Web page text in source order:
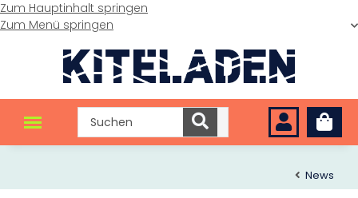
Zum Hauptinhalt springen
Zum Menü springen
News